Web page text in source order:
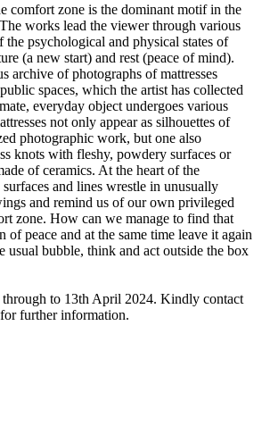
comfort zone is the dominant motif in the
works lead the viewer through various
the psychological and physical states of
(a new start) and rest (peace of mind).
archive of photographs of mattresses
spaces, which the artist has collected
everyday object undergoes various
not only appear as silhouettes of
photographic work, but one also
knots with fleshy, powdery surfaces or
of ceramics. At the heart of the
and lines wrestle in unusually
and remind us of our own privileged
zone. How can we manage to find that
of peace and at the same time leave it again
usual bubble, think and act outside the box
to 13th April 2024. Kindly contact
for further information.